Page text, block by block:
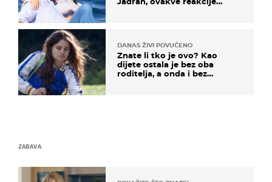
DANAS ŽIVI POVUČENO
Znate li tko je ovo? Kao
dijete ostala je bez oba
roditelja, a onda i bez
ZABAVA